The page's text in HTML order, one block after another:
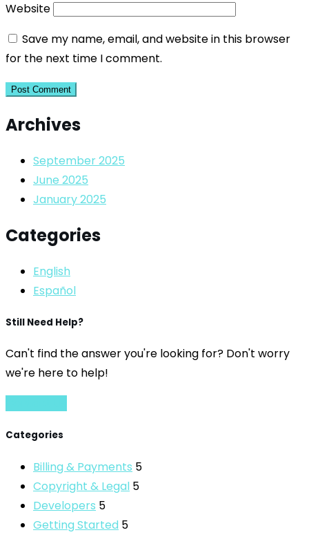
Website
Save my name, email, and website in this browser
for the next time I comment.
Archives
September 2025
June 2025
January 2025
Categories
English
Español
Still Need Help?
Can't find the answer you're looking for? Don't worry
we're here to help!
Categories
Billing & Payments 5
Copyright & Legal 5
Developers 5
Getting Started 5